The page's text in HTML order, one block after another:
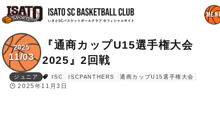
『通商カップU15選手権大会
2025』2回戦
2025
11/03
ジュニア ISC ISCPANTHERS 通商カップU15選手権大会
2025年11月3日